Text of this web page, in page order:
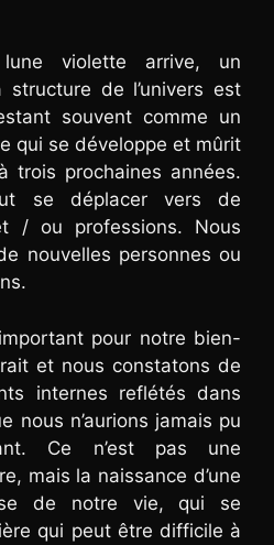
violette arrive, un
structure de l’univers est
souvent comme un
qui se développe et mûrit
trois prochaines années.
se déplacer vers de
/ ou professions. Nous
nouvelles personnes ou
pour notre bien-
et nous constatons de
internes reflétés dans
nous n’aurions jamais pu
Ce n’est pas une
mais la naissance d’une
de notre vie, qui se
qui peut être difficile à